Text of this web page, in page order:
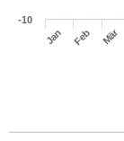
Jan Feb Mär
-10